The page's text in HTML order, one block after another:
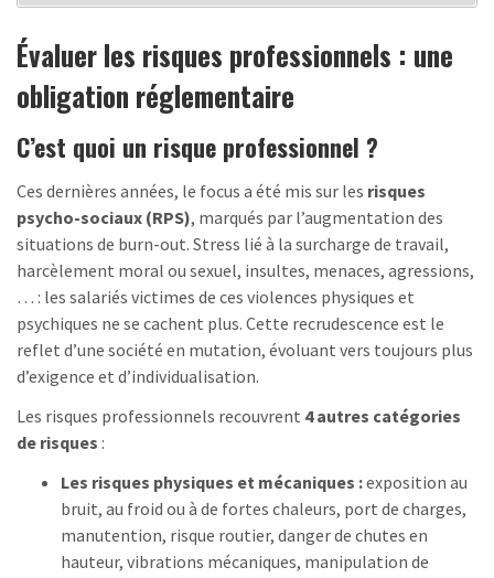
Évaluer les risques professionnels : une
obligation réglementaire
C’est quoi un risque professionnel ?
Ces dernières années, le focus a été mis sur les risques
psycho-sociaux (RPS), marqués par l’augmentation des
situations de burn-out. Stress lié à la surcharge de travail,
harcèlement moral ou sexuel, insultes, menaces, agressions,
… : les salariés victimes de ces violences physiques et
psychiques ne se cachent plus. Cette recrudescence est le
reflet d’une société en mutation, évoluant vers toujours plus
d’exigence et d’individualisation.
Les risques professionnels recouvrent 4 autres catégories
de risques :
Les risques physiques et mécaniques :exposition au
bruit, au froid ou à de fortes chaleurs, port de charges,
manutention, risque routier, danger de chutes en
hauteur, vibrations mécaniques, manipulation de